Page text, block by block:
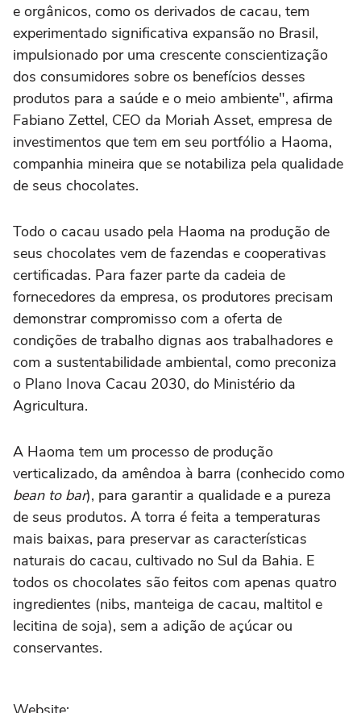
e orgânicos, como os derivados de cacau, tem
experimentado significativa expansão no Brasil,
impulsionado por uma crescente conscientização
dos consumidores sobre os benefícios desses
produtos para a saúde e o meio ambiente", afirma
Fabiano Zettel, CEO da Moriah Asset, empresa de
investimentos que tem em seu portfólio a Haoma,
companhia mineira que se notabiliza pela qualidade
de seus chocolates.
Todo o cacau usado pela Haoma na produção de
seus chocolates vem de fazendas e cooperativas
certificadas. Para fazer parte da cadeia de
fornecedores da empresa, os produtores precisam
demonstrar compromisso com a oferta de
condições de trabalho dignas aos trabalhadores e
com a sustentabilidade ambiental, como preconiza
o Plano Inova Cacau 2030, do Ministério da
Agricultura.
A Haoma tem um processo de produção
verticalizado, da amêndoa à barra (conhecido como
bean to bar), para garantir a qualidade e a pureza
de seus produtos. A torra é feita a temperaturas
mais baixas, para preservar as características
naturais do cacau, cultivado no Sul da Bahia. E
todos os chocolates são feitos com apenas quatro
ingredientes (nibs, manteiga de cacau, maltitol e
lecitina de soja), sem a adição de açúcar ou
conservantes.